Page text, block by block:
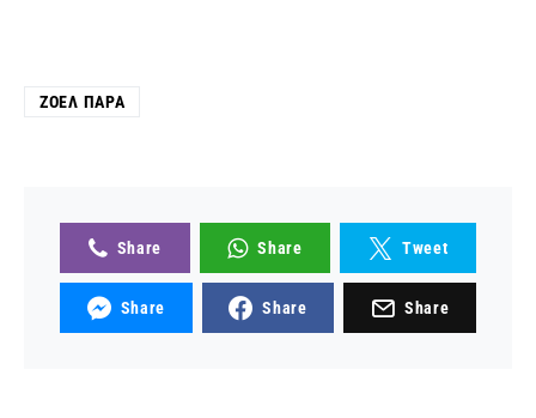
ΖΟΈΛ ΠΆΡΑ
Share Share Tweet
Share Share Share